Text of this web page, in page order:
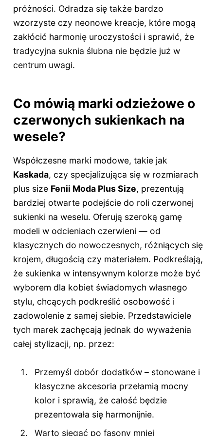
próżności. Odradza się także bardzo
wzorzyste czy neonowe kreacje, które mogą
zakłócić harmonię uroczystości i sprawić, że
tradycyjna suknia ślubna nie będzie już w
centrum uwagi.
Co mówią marki odzieżowe o
czerwonych sukienkach na
wesele?
Współczesne marki modowe, takie jak
Kaskada, czy specjalizująca się w rozmiarach
plus size Fenii Moda Plus Size, prezentują
bardziej otwarte podejście do roli czerwonej
sukienki na weselu. Oferują szeroką gamę
modeli w odcieniach czerwieni — od
klasycznych do nowoczesnych, różniących się
krojem, długością czy materiałem. Podkreślają,
że sukienka w intensywnym kolorze może być
wyborem dla kobiet świadomych własnego
stylu, chcących podkreślić osobowość i
zadowolenie z samej siebie. Przedstawiciele
tych marek zachęcają jednak do wyważenia
całej stylizacji, np. przez:
Przemyśl dobór dodatków – stonowane i
klasyczne akcesoria przełamią mocny
kolor i sprawią, że całość będzie
prezentowała się harmonijnie.
Warto sięgać po fasony mniej